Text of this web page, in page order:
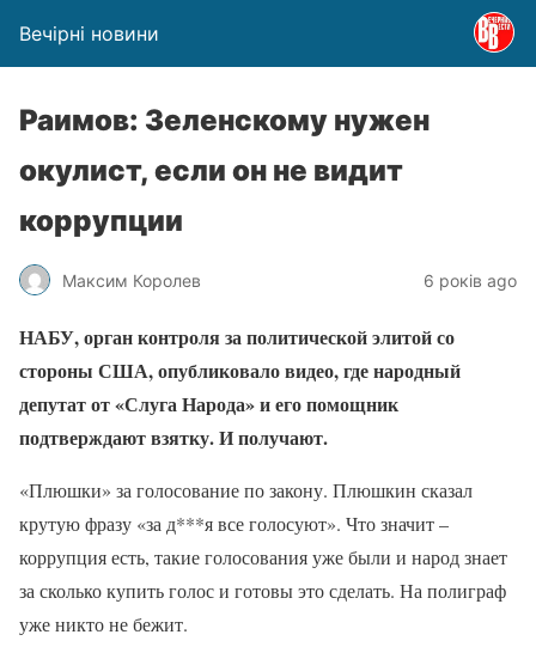
Вечірні новини
Раимов: Зеленскому нужен
окулист, если он не видит
коррупции
Максим Королев 6 років ago
НАБУ, орган контроля за политической элитой со
стороны США, опубликовало видео, где народный
депутат от «Слуга Народа» и его помощник
подтверждают взятку. И получают.
«Плюшки» за голосование по закону. Плюшкин сказал
крутую фразу «за д***я все голосуют». Что значит –
коррупция есть, такие голосования уже были и народ знает
за сколько купить голос и готовы это сделать. На полиграф
уже никто не бежит.